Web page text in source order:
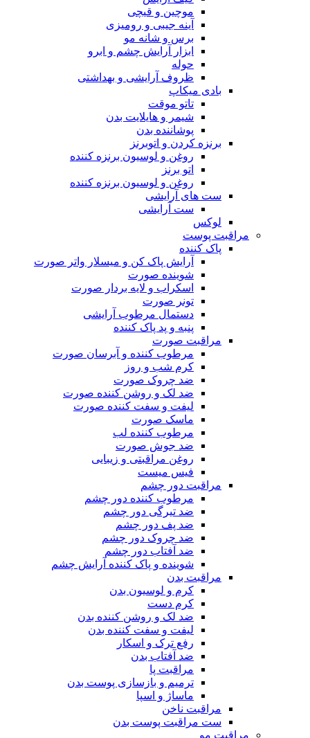
موچین و قیچی
آینه جیبی و رومیزی
برس و شانه مو
ابزار آرایش چشم و ابرو
حوله
ظروف آرایشی و بهداشتی
بادی میکاپ
تاتو موقت
شیمر و هایلایت بدن
پوشاننده بدن
برنزه کردن و اتوبرنز
روغن و لوسیون برنزه کننده
اتو برنز
روغن و لوسیون برنزه کننده
ست های آرایشی
ست آرایشی
لوکس
مراقبت پوست
پاک کننده
آرایش پاک کن و میسلار واتر صورت
شوینده صورت
اسکراب و لایه بردار صورت
تونر صورت
دستمال مرطوب آرایشی
پنبه و پد پاک کننده
مراقبت صورت
مرطوب کننده و آبرسان صورت
کرم شب و روز
ضد چروک صورت
ضد لک و روشن کننده صورت
لیفت و سفت کننده صورت
ماسک صورت
مرطوب کننده لب
ضد جوش صورت
روغن مراقبتی و زیبایی
فیس میست
مراقبت دور چشم
مرطوب کننده دور چشم
ضد تیرگی دور چشم
ضد پف دور چشم
ضد چروک دور چشم
ضد آفتاب دور چشم
شوینده و پاک کننده آرایش چشم
مراقبت بدن
کرم و لوسیون بدن
کرم دست
ضد لک و روشن کننده بدن
لیفت و سفت کننده بدن
رفع ترک و اسکار
ضد آفتاب بدن
مراقبت پا
ترمیم و بازسازی پوست بدن
ماساژ و اسپا
مراقبت ناخن
ست مراقبت پوست بدن
مراقبت مو